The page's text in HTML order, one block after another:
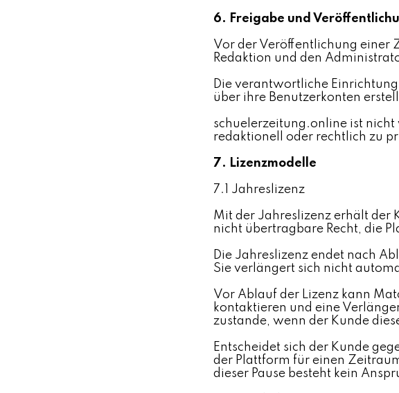
6. Freigabe und
Vor der Veröffentlichung einer
Redaktion und den
Die verantwortliche
über ihre Benutzerkonten
schuelerzeitung.online ist
redaktionell oder rechtlich zu
7. Lizenzmodelle
7.1 Jahreslizenz
Mit der Jahreslizenz erhält der
nicht übertragbare Recht, die
Die Jahreslizenz endet nach
Sie verlängert sich nicht
Vor Ablauf der Lizenz kann
kontaktieren und eine
zustande, wenn der Kunde
Entscheidet sich der Kunde
der Plattform für einen
dieser Pause besteht kein